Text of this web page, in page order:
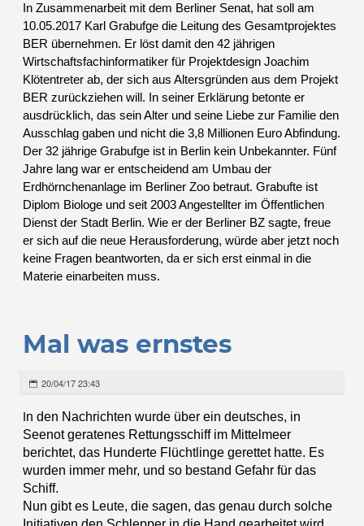
In Zusammenarbeit mit dem Berliner Senat, hat soll am
10.05.2017 Karl Grabufge die Leitung des Gesamtprojektes
BER übernehmen. Er löst damit den 42 jährigen
Wirtschaftsfachinformatiker für Projektdesign Joachim
Klötentreter ab, der sich aus Altersgründen aus dem Projekt
BER zurückziehen will. In seiner Erklärung betonte er
ausdrücklich, das sein Alter und seine Liebe zur Familie den
Ausschlag gaben und nicht die 3,8 Millionen Euro Abfindung.
Der 32 jährige Grabufge ist in Berlin kein Unbekannter. Fünf
Jahre lang war er entscheidend am Umbau der
Erdhörnchenanlage im Berliner Zoo betraut. Grabufte ist
Diplom Biologe und seit 2003 Angestellter im Öffentlichen
Dienst der Stadt Berlin. Wie er der Berliner BZ sagte, freue
er sich auf die neue Herausforderung, würde aber jetzt noch
keine Fragen beantworten, da er sich erst einmal in die
Materie einarbeiten muss.
Mal was ernstes
20/04/17 23:43
In den Nachrichten wurde über ein deutsches, in
Seenot geratenes Rettungsschiff im Mittelmeer
berichtet, das Hunderte Flüchtlinge gerettet hatte. Es
wurden immer mehr, und so bestand Gefahr für das
Schiff.
Nun gibt es Leute, die sagen, das genau durch solche